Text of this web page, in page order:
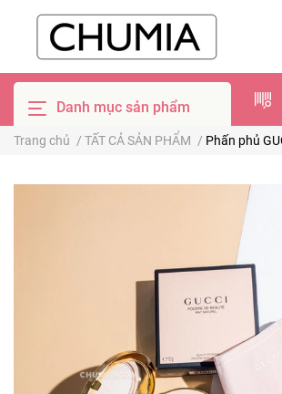
Danh mục sản phẩm
Trang chủ / TẤT CẢ SẢN PHẨM / Phấn phủ